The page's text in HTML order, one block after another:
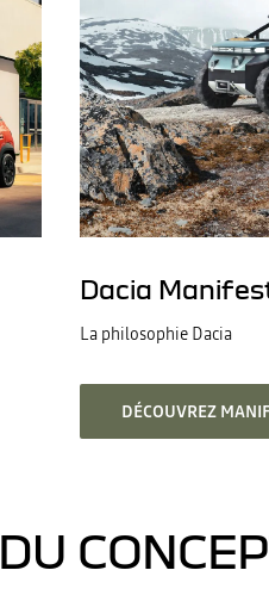
Dacia
La philosophie Dacia
DÉCOUVREZ
DU